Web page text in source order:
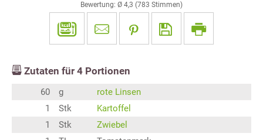
Bewertung: Ø 4,3 (783 Stimmen)
Zutaten für 4 Portionen
60 g
rote Linsen
1
Stk
Kartoffel
1
Stk
Zwiebel